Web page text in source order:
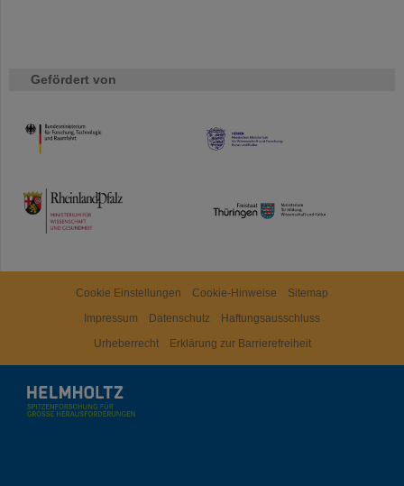
Gefördert von
HMWK
TMWWDG
Cookie Einstellungen Cookie-Hinweise
Sitemap
Impressum
Datenschutz
Haftungsausschluss
Urheberrecht
Erklärung zur Barrierefreiheit